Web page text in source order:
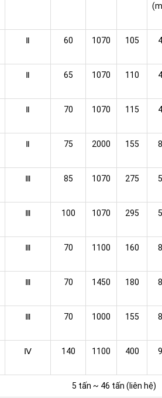
Ⅱ 60 1070 105
Ⅱ 65 1070 110
Ⅱ 70 1070 115
Ⅱ 75 2000 155
Ⅲ 85 1070 275
Ⅲ 100 1070 295
Ⅲ 70 1100 160
Ⅲ 70 1450 180
Ⅲ 70 1000 155
Ⅳ 140 1100 400
5 tấn ~ 46 tấn (liên hệ)